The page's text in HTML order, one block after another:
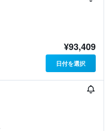
¥93,409
日付を選択